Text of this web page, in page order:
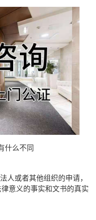
什么不同
或者其他组织的申请，
意义的事实和文书的真实